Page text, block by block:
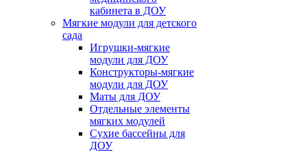
кабинета в ДОУ
Мягкие модули для детского
сада
Игрушки-мягкие
модули для ДОУ
Конструкторы-мягкие
модули для ДОУ
Маты для ДОУ
Отдельные элементы
мягких модулей
Сухие бассейны для
ДОУ